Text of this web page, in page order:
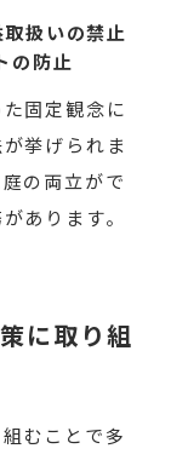
扱いの禁止
の防止
固定観念に
挙げられま
の両立がで
あります。
に取り組
むことで多